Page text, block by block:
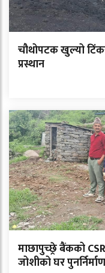
चौथोपटक खुल्यो
प्रस्थान
माछापुच्छ्रे बैंकको
जोशीको घर